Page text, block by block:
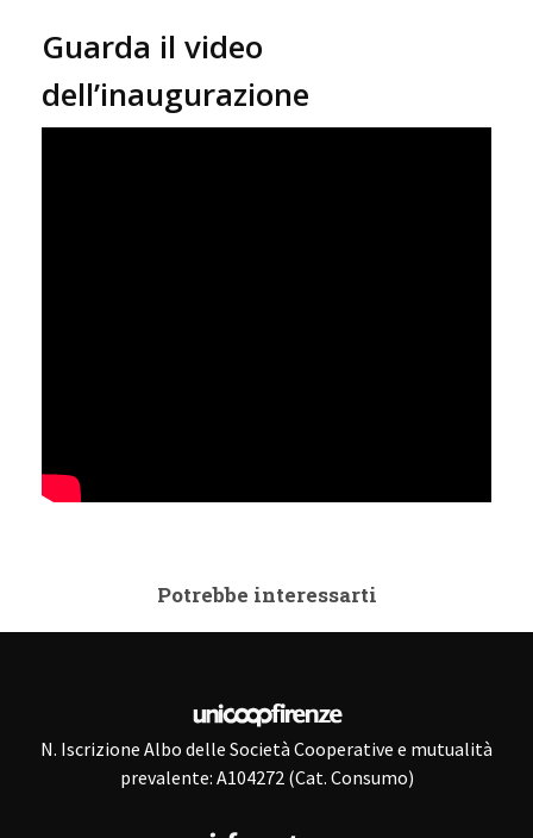
Guarda il video
dell’inaugurazione
Potrebbe interessarti
N. Iscrizione Albo delle Società Cooperative e mutualità
prevalente: A104272 (Cat. Consumo)